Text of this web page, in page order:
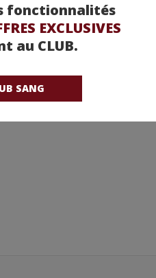
fonctionnalités
EXCLUSIVES
au CLUB.
SANG
!